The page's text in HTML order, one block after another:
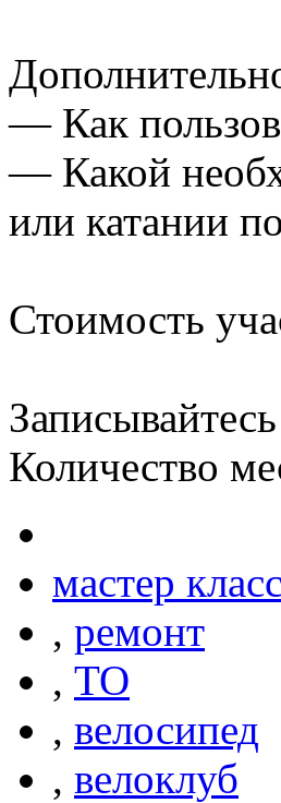
— Как
— Какой
или катании
Стоимость
Количество
мастер класс
, ремонт
, ТО
, велосипед
, велоклуб